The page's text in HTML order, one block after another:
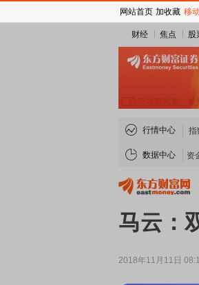
财经 焦点 股
行情中心 指
数据中心 资
马云：
2018年11月11日
网站首页 加收藏 移